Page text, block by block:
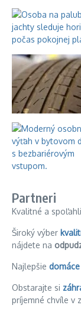
Partneri
Kvalitné a
Široký výber
nájdete na
Najlepšie
Obstarajte si
príjemné chvíle v